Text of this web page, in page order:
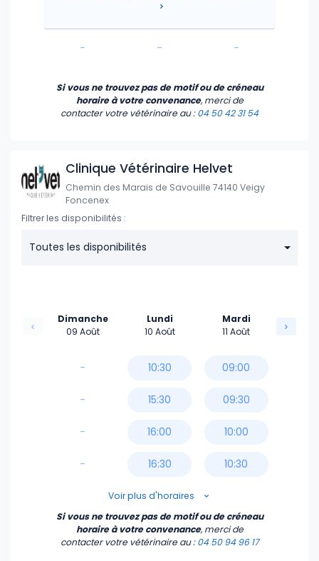
- - -
Si vous ne trouvez pas de motif ou de créneau
horaire à votre convenance, merci de
contacter votre vétérinaire au :04 50 42 31 54
Clinique Vétérinaire Helvet
Chemin des Marais de Savouille 74140 Veigy
Foncenex
Filtrer les disponibilités :
Toutes les disponibilités
Dimanche
09 Août
-
-
-
-
Lundi
10 Août
10:30
15:30
16:00
16:30
17:00
17:30
Mardi
11 Août
09:00
09:30
10:00
10:30
15:00
Voir plus d'horaires
Si vous ne trouvez pas de motif ou de créneau
horaire à votre convenance, merci de
contacter votre vétérinaire au :04 50 94 96 17